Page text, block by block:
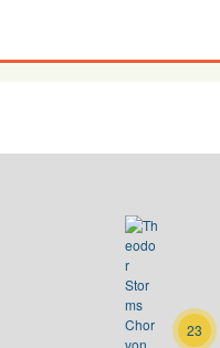
23